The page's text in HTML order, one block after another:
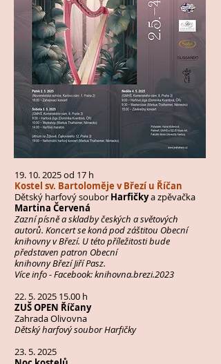
19. 10. 2025od 17 h
Kostel sv. Bartoloměje v Březí u Říčan
Dětský harfový soubor Harfičkya zpěvačka
Martina Červená
Zazní písně a skladby českých a světových
autorů. Koncert se koná pod záštitou Obecní
knihovny v Březí. U této příležitosti bude
představen patron Obecní
knihovny Březí Jiří Pasz.
Více info - Facebook: knihovna.brezi.2023
22. 5. 2025 15.00 h
ZUŠ OPEN Říčany
Zahrada Olivovna
Dětský harfový soubor Harfičky
23. 5. 2025